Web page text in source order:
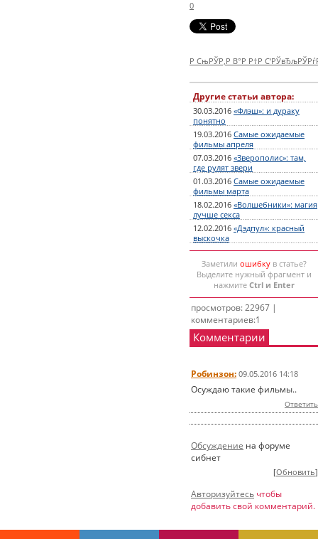
0
Р СњРЎР‚Р В°Р Р†Р
Другие статьи автора:
30.03.2016 «Флэш»: и дураку
понятно
19.03.2016 Самые ожидаемые
фильмы апреля
07.03.2016 «Зверополис»: там,
где рулят звери
01.03.2016 Самые ожидаемые
фильмы марта
18.02.2016 «Волшебники»: магия
лучше секса
12.02.2016 «Дэдпул»: красный
выскочка
Заметили ошибкув статье?
Выделите нужный фрагмент и
нажмите Ctrl и Enter
просмотров: 22967 |
комментариев:1
Комментарии
Робинзон: 09.05.2016 14:18
Осуждаю такие фильмы..
Ответить
Обсуждение на форуме
сибнет
[Обновить]
Авторизуйтесь чтобы
добавить свой комментарий.